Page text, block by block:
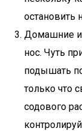
остановить
Домашние
нос. Чуть
подышать
только что
содового